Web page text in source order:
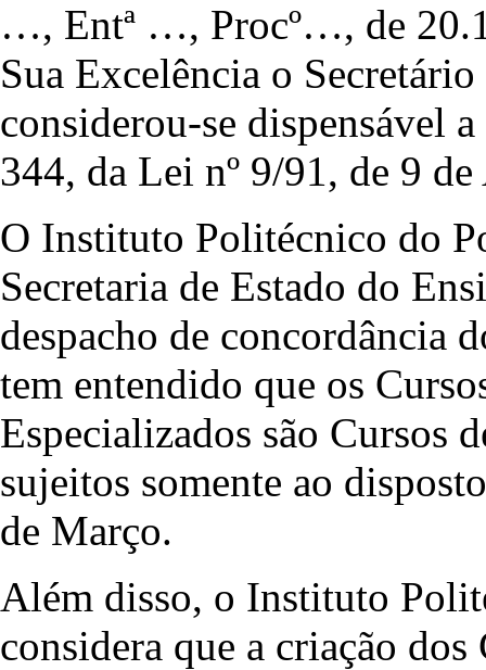
…, Entª …, Procº…, de
Sua Excelência o
considerou-se dispensável
344, da Lei nº 9/91, de 9
O Instituto Politécnico do
Secretaria de Estado do
despacho de concordância
tem entendido que os
Especializados são Cursos
sujeitos somente ao
de Março.
Além disso, o Instituto
considera que a criação